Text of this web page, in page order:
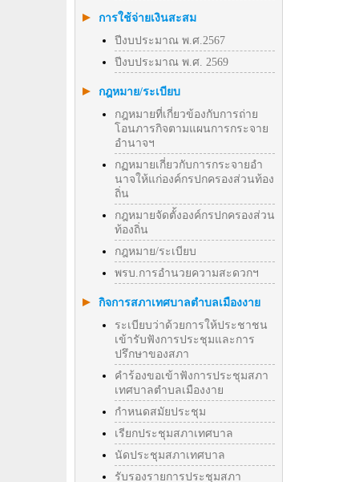
การใช้จ่ายเงินสะสม
ปีงบประมาณ พ.ศ.2567
ปีงบประมาณ พ.ศ. 2569
กฎหมาย/ระเบียบ
กฎหมายที่เกี่ยวข้องกับการถ่าย
โอนภารกิจตามแผนการกระจาย
อำนาจฯ
กฏหมายเกี่ยวกับการกระจายอำ
นาจให้แก่องค์กรปกครองส่วนท้อง
ถิ่น
กฎหมายจัดตั้งองค์กรปกครองส่วน
ท้องถิ่น
กฎหมาย/ระเบียบ
พรบ.การอำนวยความสะดวกฯ
กิจการสภาเทศบาลตำบลเมืองงาย
ระเบียบว่าด้วยการให้ประชาชน
เข้ารับฟังการประชุมและการ
ปรึกษาของสภา
คำร้องขอเข้าฟังการประชุมสภา
เทศบาลตำบลเมืองงาย
กำหนดสมัยประชุม
เรียกประชุมสภาเทศบาล
นัดประชุมสภาเทศบาล
รับรองรายการประชุมสภา